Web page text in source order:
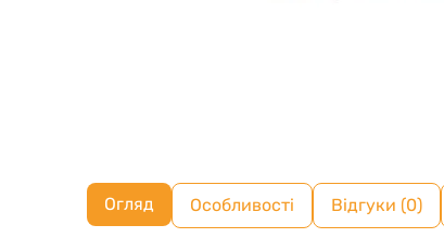
Огляд Особливості Відгуки (0)